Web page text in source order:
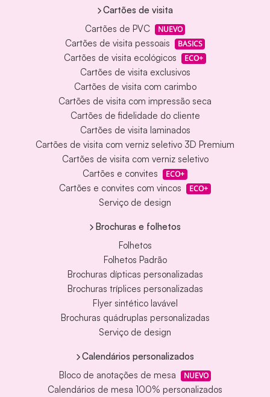
Cartões de visita
Cartões de PVC
NUEVO
Cartões de visita pessoais BASICS
Cartões de visita ecológicos ECO+
Cartões de visita exclusivos
Cartões de visita com carimbo
Cartões de visita com impressão seca
Cartões de fidelidade do cliente
Cartões de visita laminados
Cartões de visita com verniz seletivo 3D Premium
Cartões de visita com verniz seletivo
Cartões e convites
ECO+
Cartões e convites com vincos ECO+
Serviço de design
Brochuras e folhetos
Folhetos
Folhetos Padrão
Brochuras dípticas personalizadas
Brochuras tríplices personalizadas
Flyer sintético lavável
Brochuras quádruplas personalizadas
Serviço de design
Calendários personalizados
Bloco de anotações de mesa
NUEVO
Calendários de mesa 100% personalizados